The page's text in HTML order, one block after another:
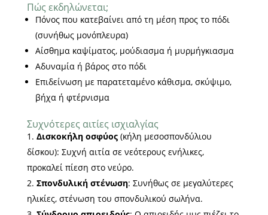
Πώς εκδηλώνεται;
Πόνος που κατεβαίνει από τη μέση προς το πόδι
(συνήθως μονόπλευρα)
Αίσθημα καψίματος, μούδιασμα ή μυρμήγκιασμα
Αδυναμία ή βάρος στο πόδι
Επιδείνωση με παρατεταμένο κάθισμα, σκύψιμο,
βήχα ή φτέρνισμα
Συχνότερες αιτίες ισχιαλγίας
Δισκοκήλη οσφύος(κήλη μεσοσπονδύλιου
δίσκου): Συχνή αιτία σε νεότερους ενήλικες,
προκαλεί πίεση στο νεύρο.
Σπονδυλική στένωση: Συνήθως σε μεγαλύτερες
ηλικίες, στένωση του σπονδυλικού σωλήνα.